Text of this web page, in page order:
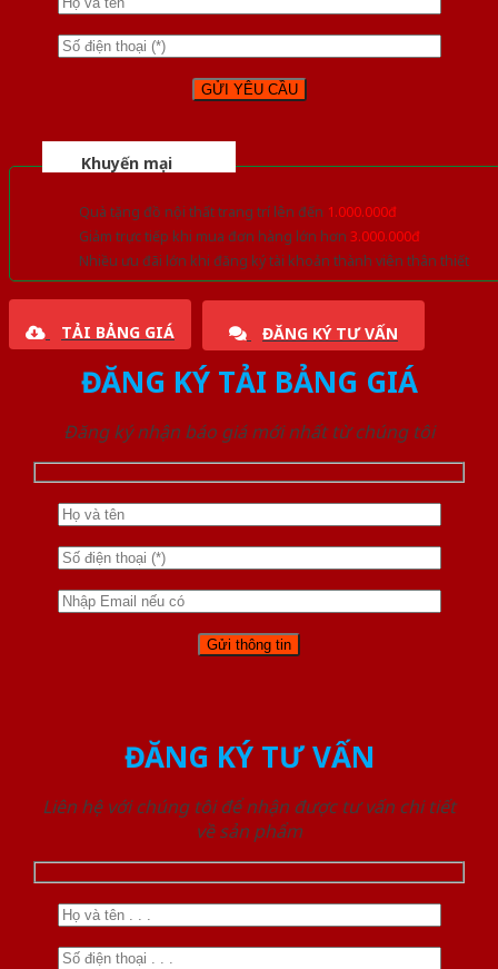
Khuyến mại
Quà tặng đồ nội thất trang trí lên đến 1.000.000đ
Giảm trực tiếp khi mua đơn hàng lớn hơn 3.000.000đ
Nhiều ưu đãi lớn khi đăng ký tài khoản thành viên thân thiết
TẢI BẢNG GIÁ ĐĂNG KÝ TƯ VẤN
ĐĂNG KÝ TẢI BẢNG GIÁ
Đăng ký nhận báo giá mới nhất từ chúng tôi
ĐĂNG KÝ TƯ VẤN
Liên hệ với chúng tôi để nhận được tư vấn chi tiết
về sản phẩm